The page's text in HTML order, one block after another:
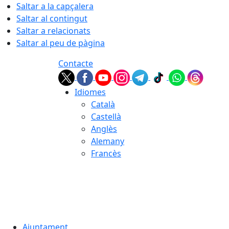
Saltar a la capçalera
Saltar al contingut
Saltar a relacionats
Saltar al peu de pàgina
Contacte
Idiomes
Català
Castellà
Anglès
Alemany
Francès